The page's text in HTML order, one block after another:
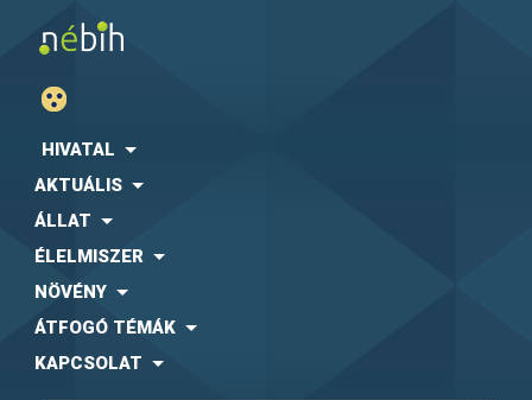
HIVATAL
AKTUÁLIS
ÁLLAT
ÉLELMISZER
NÖVÉNY
ÁTFOGÓ TÉMÁK
KAPCSOLAT